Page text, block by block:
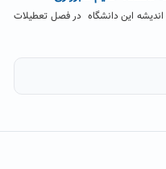
این دانشگاه در فصل تعطیلات